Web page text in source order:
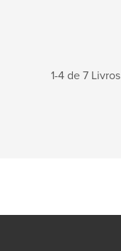
1-4 de 7 Livros